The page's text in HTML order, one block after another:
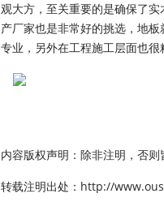
观大方，至关重要的是确保了
产厂家也是非常好的挑选，地
专业，另外在工程施工层面也很
内容版权声明：除非注明，否则
转载注明出处： http://